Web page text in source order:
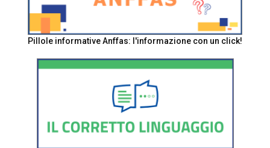
Pillole informative Anffas: l'informazione con un click!